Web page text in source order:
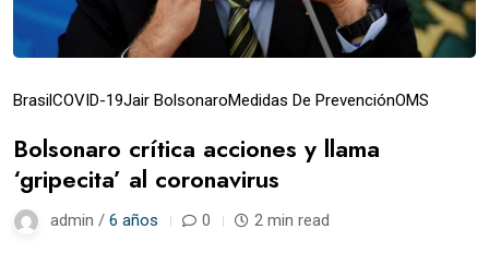
BrasilCOVID-19Jair BolsonaroMedidas De PrevenciónOMS
Bolsonaro crítica acciones y llama
‘gripecita’ al coronavirus
admin / 6 años 0 2 min read